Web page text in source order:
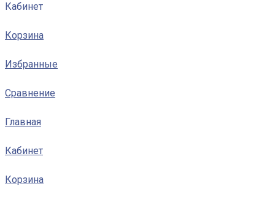
Кабинет
Корзина
Избранные
Сравнение
Главная
Кабинет
Корзина